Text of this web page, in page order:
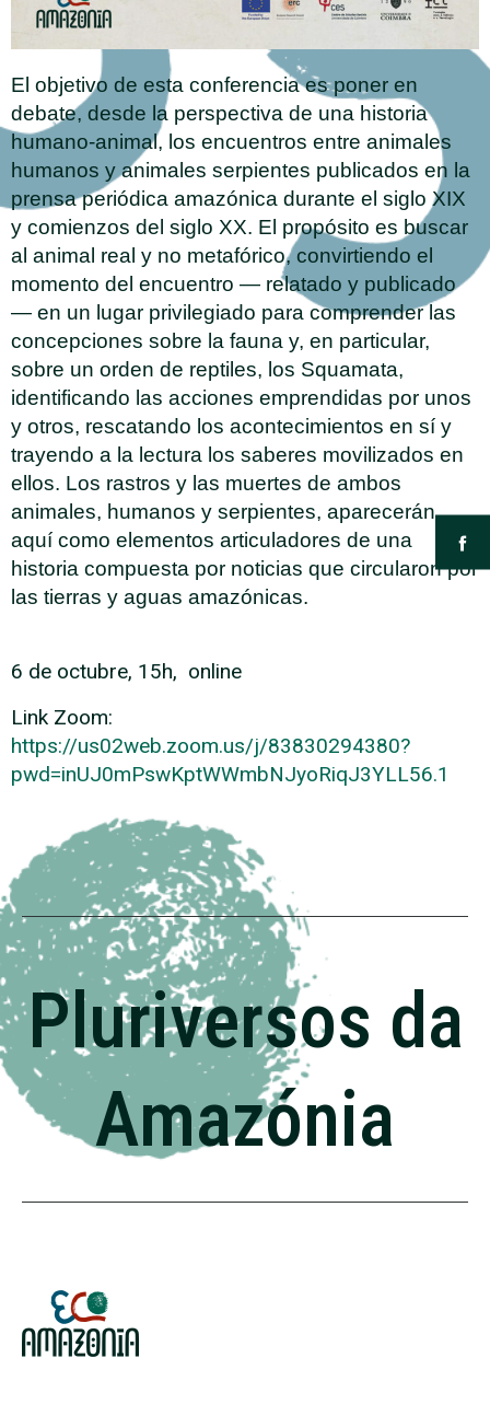
El objetivo de esta conferencia es poner en
debate, desde la perspectiva de una historia
humano-animal, los encuentros entre animales
humanos y animales serpientes publicados en la
prensa periódica amazónica durante el siglo XIX
y comienzos del siglo XX. El propósito es buscar
al animal real y no metafórico, convirtiendo el
momento del encuentro — relatado y publicado
— en un lugar privilegiado para comprender las
concepciones sobre la fauna y, en particular,
sobre un orden de reptiles, los Squamata,
identificando las acciones emprendidas por unos
y otros, rescatando los acontecimientos en sí y
trayendo a la lectura los saberes movilizados en
ellos. Los rastros y las muertes de ambos
animales, humanos y serpientes, aparecerán
aquí como elementos articuladores de una
historia compuesta por noticias que circularon por
las tierras y aguas amazónicas.
6 de octubre, 15h, online
Link Zoom:
https://us02web.zoom.us/j/83830294380?
pwd=inUJ0mPswKptWWmbNJyoRiqJ3YLL56.1
Pluriversos da
Amazónia